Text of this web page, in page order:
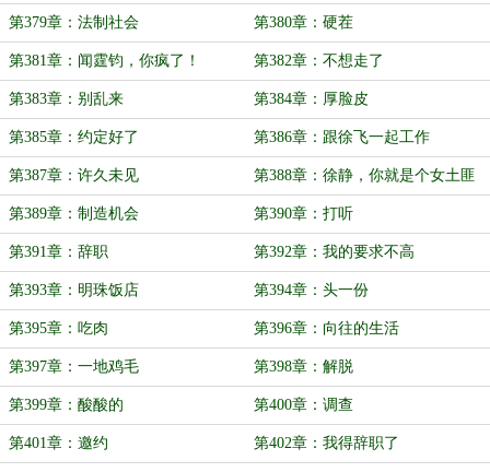
第379章：法制社会 第380章：硬茬
第381章：闻霆钧，你疯了！ 第382章：不想走了
第383章：别乱来 第384章：厚脸皮
第385章：约定好了 第386章：跟徐飞一起工作
第387章：许久未见 第388章：徐静，你就是个女土匪
第389章：制造机会 第390章：打听
第391章：辞职 第392章：我的要求不高
第393章：明珠饭店 第394章：头一份
第395章：吃肉 第396章：向往的生活
第397章：一地鸡毛 第398章：解脱
第399章：酸酸的 第400章：调查
第401章：邀约 第402章：我得辞职了